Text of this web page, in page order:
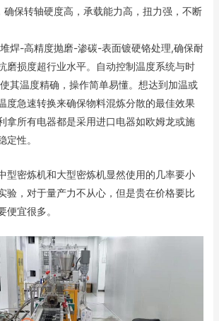
保转轴硬度高，承载能力高，扭力强，不断
焊-高精度抛磨-渗碳-表面镀硬铬处理,确保耐
磨损度超行业水平。自动控制温度系统与时
其温度精确，操作简单易懂。想达到加温或
度急速转换来确保物料混炼分散的最佳效果
拿所有电器都是采用进口电器如欧姆龙或施
性。
型密炼机和大型密炼机显然使用的几率要小
验，对于量产力不从心，但是贵在价格要比
便宜很多。